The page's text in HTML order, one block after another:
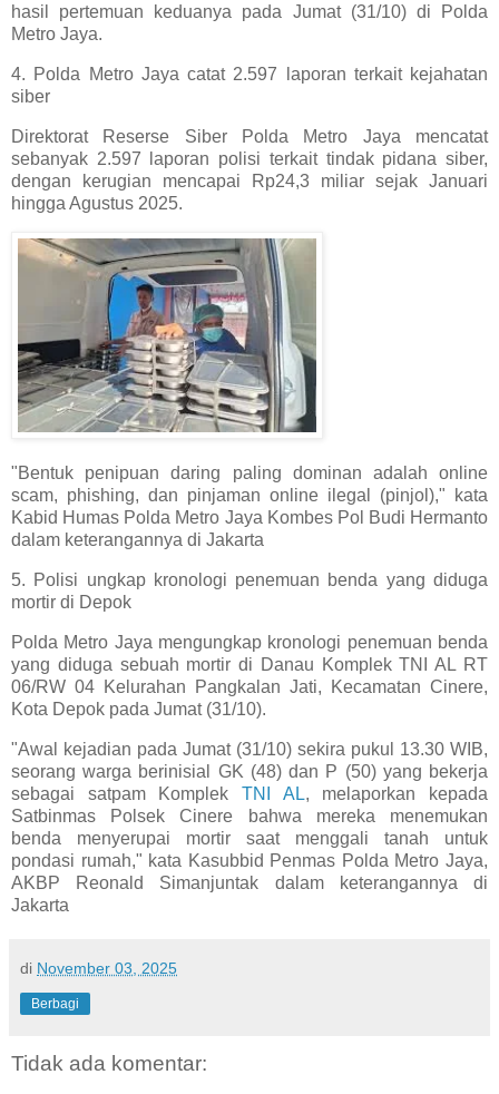
hasil pertemuan keduanya pada Jumat (31/10) di Polda
Metro Jaya.
4. Polda Metro Jaya catat 2.597 laporan terkait kejahatan
siber
Direktorat Reserse Siber Polda Metro Jaya mencatat
sebanyak 2.597 laporan polisi terkait tindak pidana siber,
dengan kerugian mencapai Rp24,3 miliar sejak Januari
hingga Agustus 2025.
"Bentuk penipuan daring paling dominan adalah online
scam, phishing, dan pinjaman online ilegal (pinjol)," kata
Kabid Humas Polda Metro Jaya Kombes Pol Budi Hermanto
dalam keterangannya di Jakarta
5. Polisi ungkap kronologi penemuan benda yang diduga
mortir di Depok
Polda Metro Jaya mengungkap kronologi penemuan benda
yang diduga sebuah mortir di Danau Komplek TNI AL RT
06/RW 04 Kelurahan Pangkalan Jati, Kecamatan Cinere,
Kota Depok pada Jumat (31/10).
"Awal kejadian pada Jumat (31/10) sekira pukul 13.30 WIB,
seorang warga berinisial GK (48) dan P (50) yang bekerja
sebagai satpam Komplek TNI AL, melaporkan kepada
Satbinmas Polsek Cinere bahwa mereka menemukan
benda menyerupai mortir saat menggali tanah untuk
pondasi rumah," kata Kasubbid Penmas Polda Metro Jaya,
AKBP Reonald Simanjuntak dalam keterangannya di
Jakarta
di November 03, 2025
Berbagi
Tidak ada komentar: